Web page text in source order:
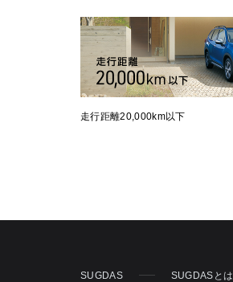
走行距離20,000km以下
SUGDAS SUGDASとは